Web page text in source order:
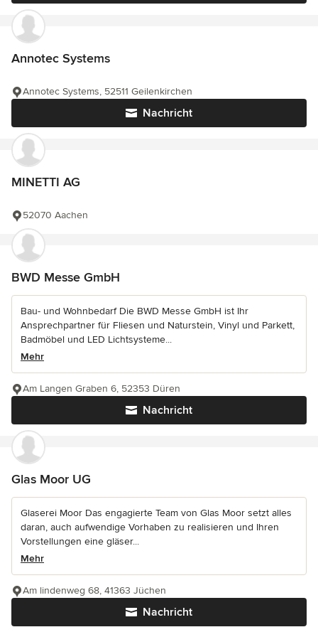
Annotec Systems
Nachricht
Annotec Systems, 52511 Geilenkirchen
MINETTI AG
52070 Aachen
BWD Messe GmbH
Bau- und Wohnbedarf Die BWD Messe GmbH ist Ihr
Ansprechpartner für Fliesen und Naturstein, Vinyl und Parkett,
Badmöbel und LED Lichtsysteme...
Mehr
Nachricht
Am Langen Graben 6, 52353 Düren
Glas Moor UG
Glaserei Moor Das engagierte Team von Glas Moor setzt alles
daran, auch aufwendige Vorhaben zu realisieren und Ihren
Vorstellungen eine gläser...
Mehr
Nachricht
Am lindenweg 68, 41363 Jüchen